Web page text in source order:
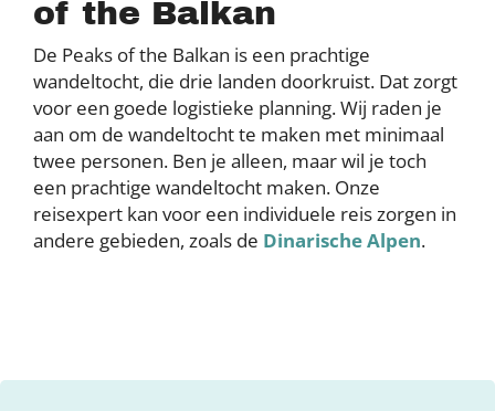
of the Balkan
De Peaks of the Balkan is een prachtige
wandeltocht, die drie landen doorkruist. Dat zorgt
voor een goede logistieke planning. Wij raden je
aan om de wandeltocht te maken met minimaal
twee personen. Ben je alleen, maar wil je toch
een prachtige wandeltocht maken. Onze
reisexpert kan voor een individuele reis zorgen in
andere gebieden, zoals de Dinarische Alpen.